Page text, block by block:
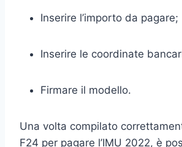
Inserire l’importo da pagare;
Inserire le coordinate
Firmare il modello.
Una volta compilato
F24 per pagare l’IMU 2022, è